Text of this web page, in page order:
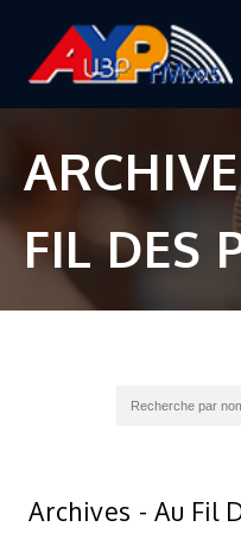
FIL DES
Archives - Au Fil